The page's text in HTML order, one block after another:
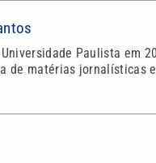
Paulista em
de matérias jornalísticas